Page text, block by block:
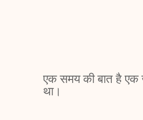
एक समय की बात है
था।